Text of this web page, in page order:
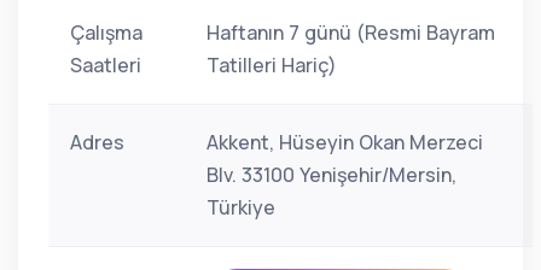
Çalışma
Saatleri
Haftanın 7 günü (Resmi Bayram
Tatilleri Hariç)
Adres
Akkent, Hüseyin Okan Merzeci
Blv. 33100 Yenişehir/Mersin,
Türkiye